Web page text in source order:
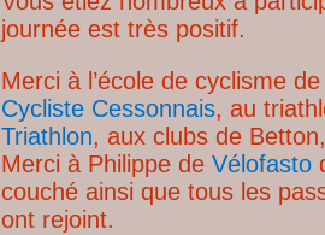
journée est très positif.
Merci à l’école de cyclisme de
Cycliste Cessonnais, au
Triathlon, aux clubs de
Merci à Philippe deVélofasto
couché ainsi que tous les
ont rejoint.